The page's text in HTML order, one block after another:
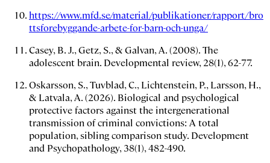
https://www.mfd.se/material/publikationer/rapport/bro
ttsforebyggande-arbete-for-barn-och-unga/
Casey, B. J., Getz, S., & Galvan, A. (2008). The
adolescent brain. Developmental review,28(1), 62-77.
Oskarsson, S., Tuvblad, C., Lichtenstein, P., Larsson, H.,
& Latvala, A. (2026). Biological and psychological
protective factors against the intergenerational
transmission of criminal convictions: A total
population, sibling comparison study. Development
and Psychopathology,38(1), 482-490.